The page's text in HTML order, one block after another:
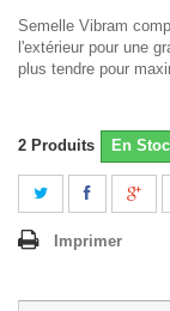
Semelle Vibram
l'extérieur pour une
plus tendre pour
2 Produits En
Imprimer